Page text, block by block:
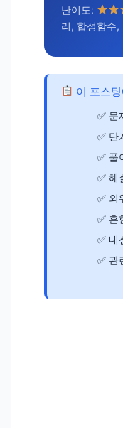
난이도:
리, 합성함수,
이 포스
문
단
풀
해
외
흔
내
관